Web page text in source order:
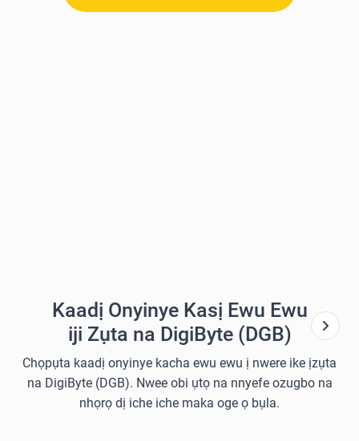
Kaadị Onyinye Kasị Ewu Ewu
iji Zụta na DigiByte (DGB)
Chọpụta kaadị onyinye kacha ewu ewu ị nwere ike ịzụta
na DigiByte (DGB). Nwee obi ụtọ na nnyefe ozugbo na
nhọrọ dị iche iche maka oge ọ bụla.